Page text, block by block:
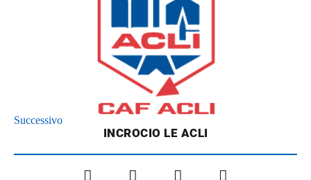
Successivo
INCROCIO LE ACLI
Facebook LinkedIn